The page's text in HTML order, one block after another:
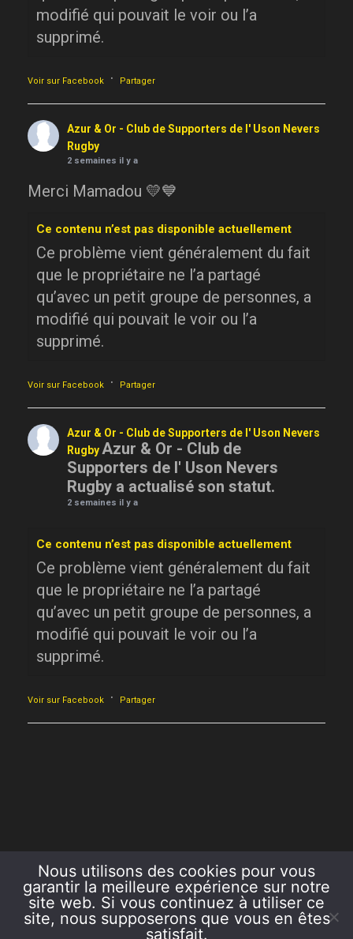
modifié qui pouvait le voir ou l’a
supprimé.
Voir sur Facebook · Partager
Azur & Or - Club de Supporters de l' Uson Nevers
Rugby
2 semaines il y a
Merci Mamadou 💛💙
Ce contenu n’est pas disponible actuellement
Ce problème vient généralement du fait
que le propriétaire ne l’a partagé
qu’avec un petit groupe de personnes, a
modifié qui pouvait le voir ou l’a
supprimé.
Voir sur Facebook · Partager
Azur & Or - Club de Supporters de l' Uson Nevers
RugbyAzur & Or - Club de
Supporters de l' Uson Nevers
Rugby a actualisé son statut.
2 semaines il y a
Ce contenu n’est pas disponible actuellement
Ce problème vient généralement du fait
que le propriétaire ne l’a partagé
qu’avec un petit groupe de personnes, a
modifié qui pouvait le voir ou l’a
supprimé.
Voir sur Facebook · Partager
Nous utilisons des cookies pour vous
garantir la meilleure expérience sur notre
site web. Si vous continuez à utiliser ce
site, nous supposerons que vous en êtes
satisfait.